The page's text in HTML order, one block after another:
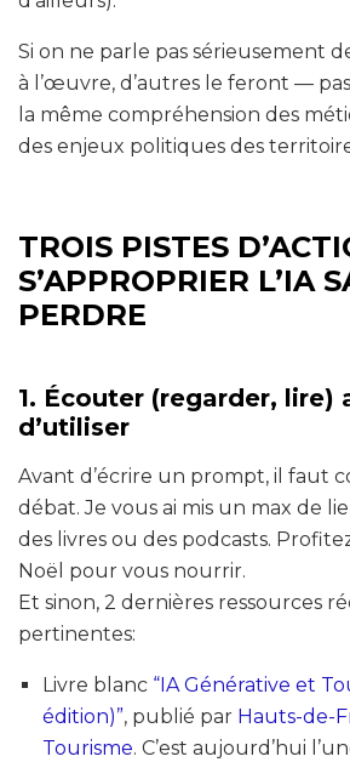
Si on ne parle pas sérieusement
à l’œuvre, d’autres le feront —
la même compréhension des
des enjeux politiques des
TROIS PISTES
S’APPROPRIER L’IA
PERDRE
1. Écouter (regarder, lire)
d’utiliser
Avant d’écrire un prompt, il faut
débat. Je vous ai mis un max de
des livres ou des podcasts.
Noël pour vous nourrir.
Et sinon, 2 dernières ressources
pertinentes:
Livre blanc “IA Générative et
édition)”, publié par Hauts-de-
Tourisme. C’est aujourd’hui